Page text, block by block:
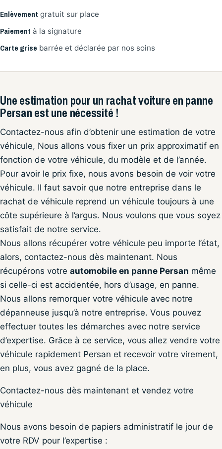
Enlèvement gratuit sur place
Paiement à la signature
Carte grise barrée et déclarée par nos soins
Une estimation pour un rachat voiture en panne
Persan est une nécessité !
Contactez-nous afin d’obtenir une estimation de votre
véhicule, Nous allons vous fixer un prix approximatif en
fonction de votre véhicule, du modèle et de l’année.
Pour avoir le prix fixe, nous avons besoin de voir votre
véhicule. Il faut savoir que notre entreprise dans le
rachat de véhicule reprend un véhicule toujours à une
côte supérieure à l’argus. Nous voulons que vous soyez
satisfait de notre service.
Nous allons récupérer votre véhicule peu importe l’état,
alors, contactez-nous dès maintenant. Nous
récupérons votre automobile en panne Persan même
si celle-ci est accidentée, hors d’usage, en panne.
Nous allons remorquer votre véhicule avec notre
dépanneuse jusqu’à notre entreprise. Vous pouvez
effectuer toutes les démarches avec notre service
d’expertise. Grâce à ce service, vous allez vendre votre
véhicule rapidement Persan et recevoir votre virement,
en plus, vous avez gagné de la place.
Contactez-nous dès maintenant et vendez votre
véhicule
Nous avons besoin de papiers administratif le jour de
votre RDV pour l’expertise :